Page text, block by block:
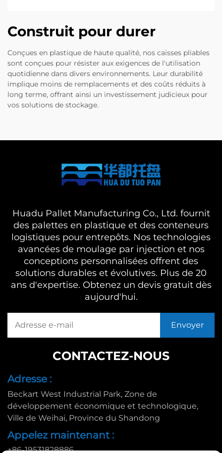
Construit pour durer
Conçues en plastique de haute qualité, nos caisses pliables
sont conçues pour résister aux exigences de l'utilisation
quotidienne dans divers environnements. Leur durabilité
implique moins de remplacements et des coûts réduits à
long terme, offrant ainsi un investissement judicieux pour
vos solutions de stockage.
Huadu Pallet Manufacturing Co., Ltd. fournit
des palettes en plastique et des conteneurs
logistiques pour entrepôts. Nos technologies
avancées de moulage par injection et nos
conceptions personnalisées offrent des
solutions durables et évolutives. Plus de 20
ans d'expertise. Obtenez un devis gratuit dès
aujourd'hui.
CONTACTEZ-NOUS
Adresse :
Beckart West Industrial Park, Zone de
développement économique et technologique,
Ville de Weihai, Province du Shandong
Appelez maintenant :
+86-19531828886